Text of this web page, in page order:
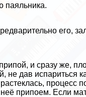
паяльника.
его,
и сразу же,
не дав испариться
процесс
припоем. Если